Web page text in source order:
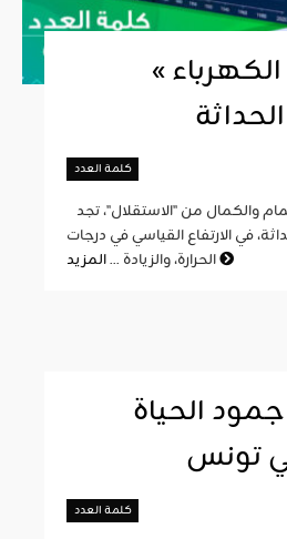
« حين يفضح الكهرباء
كلمة العدد
في الارتفاع القياسي في درجات
الحرارة، والزيادة ...
الحياة
تونس
كلمة العدد